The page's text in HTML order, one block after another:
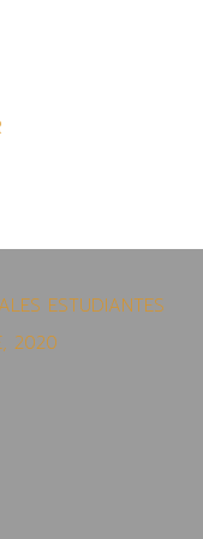
ESTUDIANTES
2020